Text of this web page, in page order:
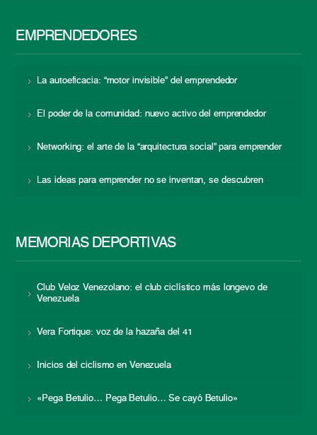
EMPRENDEDORES
La autoeficacia: “motor invisible” del emprendedor
El poder de la comunidad: nuevo activo del emprendedor
Networking: el arte de la “arquitectura social” para emprender
Las ideas para emprender no se inventan, se descubren
MEMORIAS DEPORTIVAS
Club Veloz Venezolano: el club ciclístico más longevo de
Venezuela
Vera Fortique: voz de la hazaña del 41
Inicios del ciclismo en Venezuela
«Pega Betulio… Pega Betulio… Se cayó Betulio»